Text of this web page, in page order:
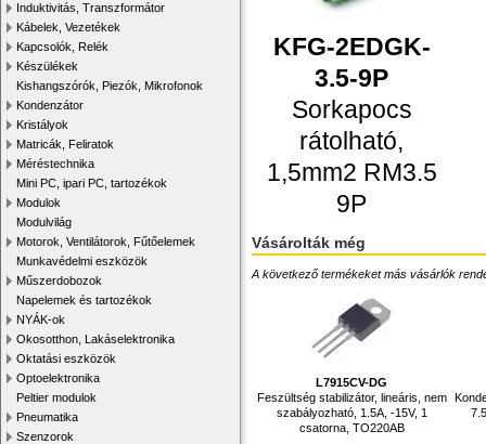
Induktivitás, Transzformátor
Kábelek, Vezetékek
Kapcsolók, Relék
Készülékek
Kishangszórók, Piezók, Mikrofonok
Kondenzátor
Kristályok
Matricák, Feliratok
Méréstechnika
Mini PC, ipari PC, tartozékok
Modulok
Modulvilág
Motorok, Ventilátorok, Fűtőelemek
Munkavédelmi eszközök
Műszerdobozok
Napelemek és tartozékok
NYÁK-ok
Okosotthon, Lakáselektronika
Oktatási eszközök
Optoelektronika
Peltier modulok
Pneumatika
Szenzorok
KFG-2EDGK-
3.5-9P
Sorkapocs
rátolható,
1,5mm2 RM3.5
9P
Vásárolták még
A következő termékeket más vásárlók
L7915CV-DG
Feszültség stabilizátor, lineáris, nem
szabályozható, 1.5A, -15V, 1
csatorna, TO220AB